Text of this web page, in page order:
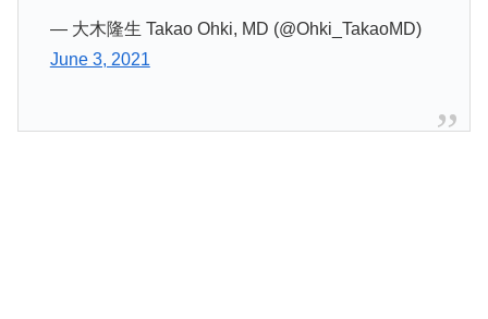
— 大木隆生 Takao Ohki, MD (@Ohki_TakaoMD)
June 3, 2021